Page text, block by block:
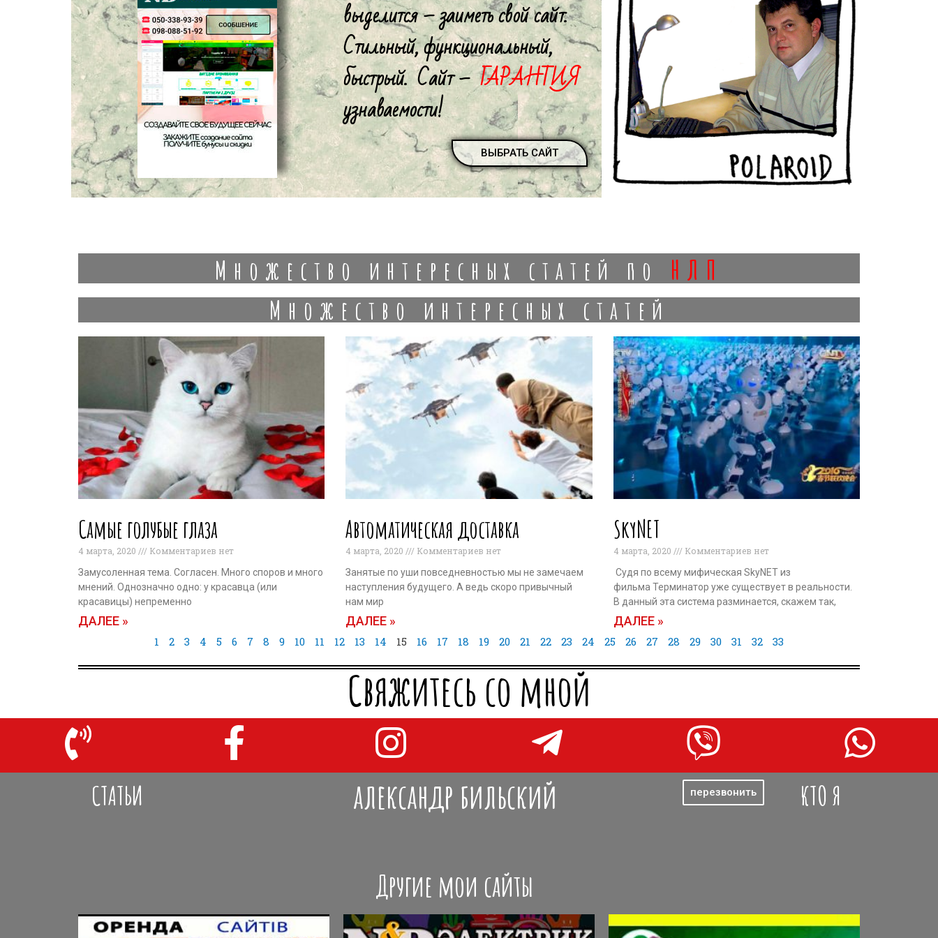
выделится – заиметь свой сайт.
Стильный, функциональный,
быстрый. Сайт –ГАРАНТИЯ
узнаваемости!
ВЫБРАТЬ САЙТ
Множество интересных статей по нлп
Множество интересных статей
Самые голубые глаза
4 марта, 2020
Комментариев нет
Замусоленная тема. Согласен. Много споров и много
мнений. Однозначно одно: у красавца (или
красавицы) непременно
ДАЛЕЕ »
Автоматическая доставка
4 марта, 2020
Комментариев нет
Занятые по уши повседневностью мы не замечаем
наступления будущего. А ведь скоро привычный
нам мир
ДАЛЕЕ »
SkyNET
4 марта, 2020
Комментариев нет
Судя по всему мифическая SkyNET из
фильма Терминатор уже существует в реальности.
В данный эта система разминается, скажем так,
ДАЛЕЕ »
1 2 3 4 5 6 7 8 9 10 11 12 13 14 15 16 17 18 19 20 21 22 23 24 25 26 27 28 29 30 31 32 33
Свяжитесь со мной
СТАТЬИ александр бильский
Другие мои сайты
перезвонить КТО Я